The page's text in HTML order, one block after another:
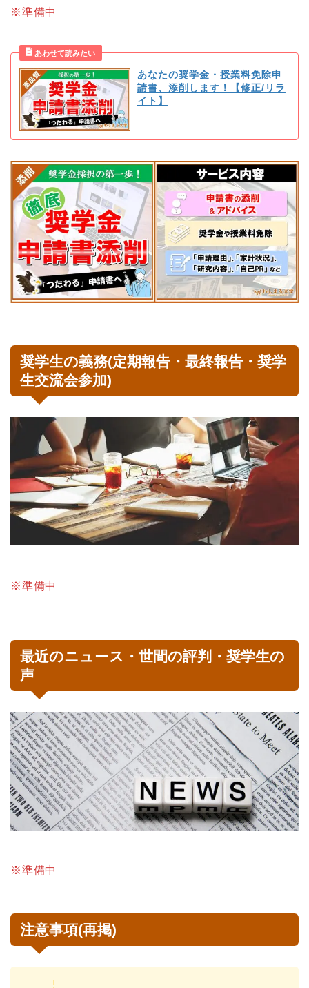
※準備中
あなたの奨学金・授業料免除申
請書、添削します！【修正/リラ
イト】
奨学生の義務(定期報告・最終報告・奨学
生交流会参加)
※準備中
最近のニュース・世間の評判・奨学生の
声
※準備中
注意事項(再掲)